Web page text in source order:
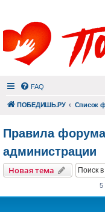
FAQ
ПОБЕДИШЬ.РУ Список
Правила
администрации
Новая тема
5